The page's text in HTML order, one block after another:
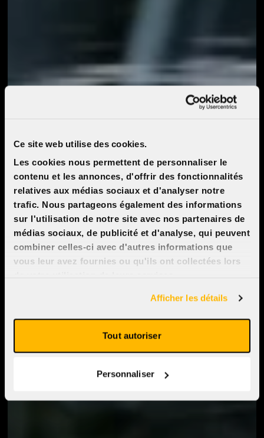
Ce site web utilise des cookies.
Les cookies nous permettent de personnaliser le
contenu et les annonces, d'offrir des fonctionnalités
relatives aux médias sociaux et d'analyser notre
trafic. Nous partageons également des informations
sur l'utilisation de notre site avec nos partenaires de
médias sociaux, de publicité et d'analyse, qui peuvent
combiner celles-ci avec d'autres informations que
vous leur avez fournies ou qu'ils ont collectées lors
Afficher les détails
Tout autoriser
Personnaliser